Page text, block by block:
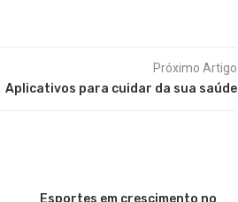
Próximo Artigo
Aplicativos para cuidar da sua saúde
Esportes em crescimento no